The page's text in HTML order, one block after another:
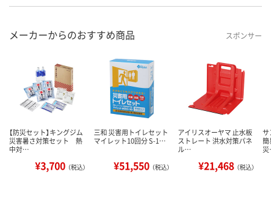
メーカーからのおすすめ商品 スポンサー
【防災セット】キングジム
災害暑さ対策セット 熱
中対…
¥3,700 （税込）
三和 災害用トイレセット
マイレット10回分 S-1…
¥51,550 （税込）
アイリスオーヤマ 止水板
ストレート 洪水対策パネ
ル…
¥21,468 （税込）
サ
簡